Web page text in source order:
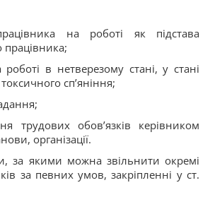
на роботі як підстава
працівника;
в нетверезому стані, у стані
сп’яніння;
трудових обов’язків керівником
організації.
за якими можна звільнити окремі
за певних умов, закріпленні у ст.